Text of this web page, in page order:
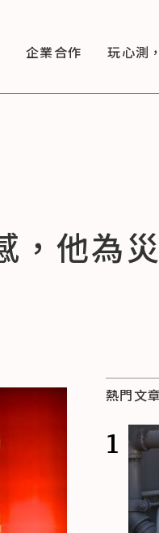
企業合作 玩心測
，他為
熱門文章
1